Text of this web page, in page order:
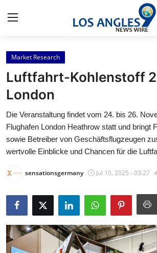
Home
Contact
Press Release
Privacy Policy
Submit Press Release
Health
Market Research
Luftfahrt-Kohlenstoff
London
Die Veranstaltung findet vom 24. bis 26.
Flughafen London Heathrow statt und bringt
sowie Betreiber von Geschäftsflugzeugen
wertvolle Einblicke und Chancen für die
sensationsgermany Jul 10, 2025 - 03:27